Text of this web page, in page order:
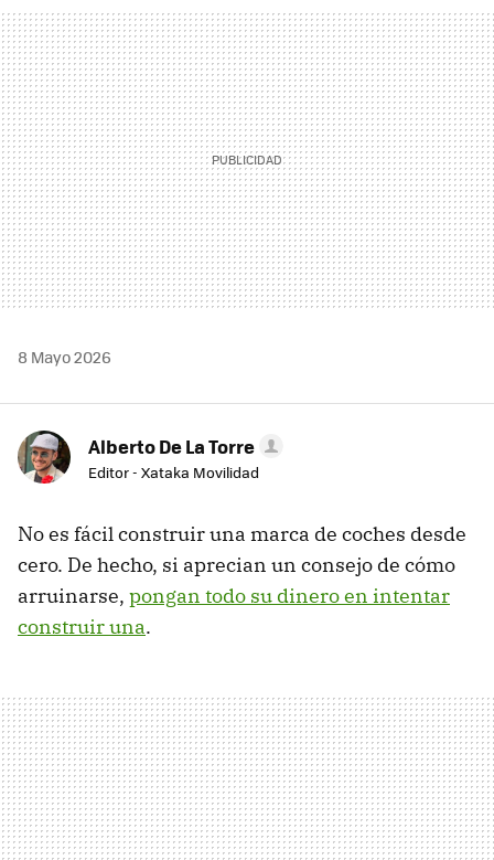
MAIL
8 Mayo 2026
Alberto De La Torre
Editor - Xataka Movilidad
No es fácil construir una marca de coches desde
cero. De hecho, si aprecian un consejo de cómo
arruinarse, pongan todo su dinero en intentar
construir una.